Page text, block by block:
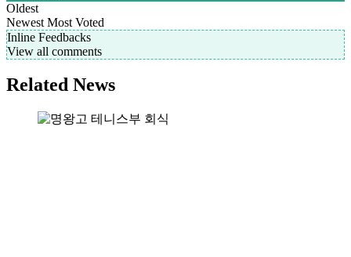
Oldest
Newest Most Voted
Inline Feedbacks
View all comments
Related News